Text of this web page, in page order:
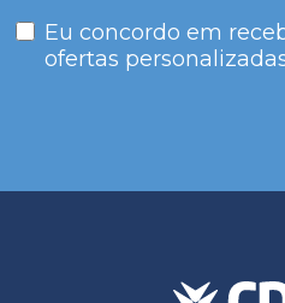
Eu concordo em
ofertas
field